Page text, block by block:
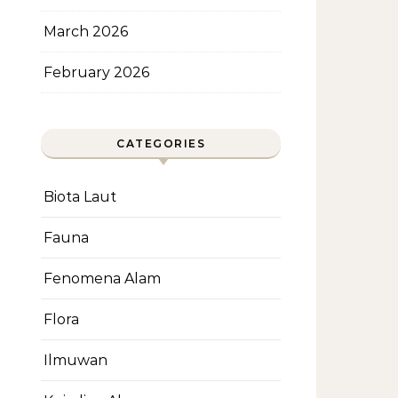
March 2026
February 2026
CATEGORIES
Biota Laut
Fauna
Fenomena Alam
Flora
Ilmuwan